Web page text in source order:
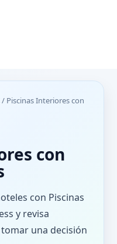
/ Piscinas Interiores con
con
con Piscinas
y revisa
una decisión